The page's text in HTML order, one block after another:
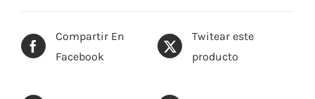
Compartir En
Facebook
Twitear este
producto